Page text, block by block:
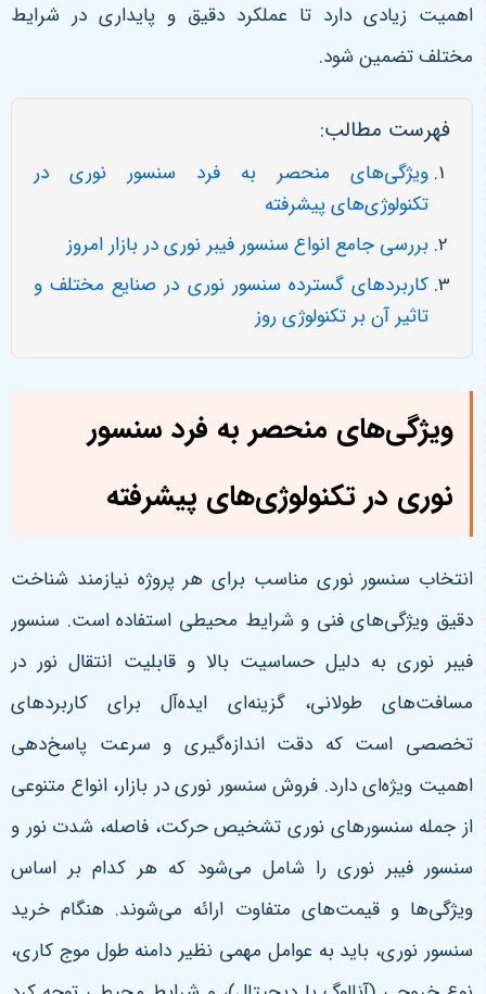
اهمیت زیادی دارد تا عملکرد دقیق و پایداری در شرایط
مختلف تضمین شود.
فهرست مطالب:
ویژگی‌های منحصر به فرد سنسور نوری در
تکنولوژی‌های پیشرفته
بررسی جامع انواع سنسور فیبر نوری در بازار امروز
کاربردهای گسترده سنسور نوری در صنایع مختلف و
تاثیر آن بر تکنولوژی روز
ویژگی‌های منحصر به فرد سنسور
نوری در تکنولوژی‌های پیشرفته
انتخاب سنسور نوری مناسب برای هر پروژه نیازمند شناخت
دقیق ویژگی‌های فنی و شرایط محیطی استفاده است. سنسور
فیبر نوری به دلیل حساسیت بالا و قابلیت انتقال نور در
مسافت‌های طولانی، گزینه‌ای ایده‌آل برای کاربردهای
تخصصی است که دقت اندازه‌گیری و سرعت پاسخ‌دهی
اهمیت ویژه‌ای دارد. فروش سنسور نوری در بازار، انواع متنوعی
از جمله سنسورهای نوری تشخیص حرکت، فاصله، شدت نور و
سنسور فیبر نوری را شامل می‌شود که هر کدام بر اساس
ویژگی‌ها و قیمت‌های متفاوت ارائه می‌شوند. هنگام خرید
سنسور نوری، باید به عوامل مهمی نظیر دامنه طول موج کاری،